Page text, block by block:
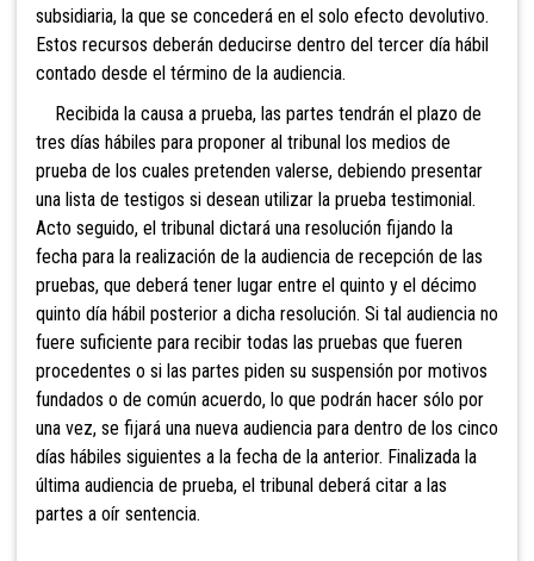
subsidiaria, la que se concederá en el solo efecto devolutivo.
Estos recursos deberán deducirse dentro del tercer día hábil
contado desde el término de la audiencia.
Recibida la causa a prueba, las partes tendrán el plazo de
tres días hábiles para proponer al tribunal los medios de
prueba de los cuales pretenden valerse, debiendo presentar
una lista de testigos si desean utilizar la prueba testimonial.
Acto seguido, el tribunal dictará una resolución fijando la
fecha para la realización de la audiencia de recepción de las
pruebas, que deberá tener lugar entre el quinto y el décimo
quinto día hábil posterior a dicha resolución. Si tal audiencia no
fuere suficiente para recibir todas las pruebas que fueren
procedentes o si las partes piden su suspensión por motivos
fundados o de común acuerdo, lo que podrán hacer sólo por
una vez, se fijará una nueva audiencia para dentro de los cinco
días hábiles siguientes a la fecha de la anterior. Finalizada la
última audiencia de prueba, el tribunal deberá citar a las
partes a oír sentencia.